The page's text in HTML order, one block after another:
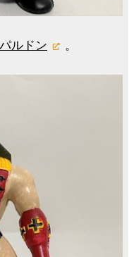
ルドン 。